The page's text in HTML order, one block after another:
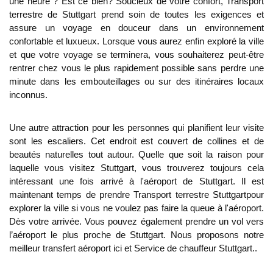
terrestre de Stuttgart prend soin de toutes les exigences et
assure un voyage en douceur dans un environnement
confortable et luxueux. Lorsque vous aurez enfin exploré la ville
et que votre voyage se terminera, vous souhaiterez peut-être
rentrer chez vous le plus rapidement possible sans perdre une
minute dans les embouteillages ou sur des itinéraires locaux
inconnus.
Une autre attraction pour les personnes qui planifient leur visite
sont les escaliers. Cet endroit est couvert de collines et de
beautés naturelles tout autour. Quelle que soit la raison pour
laquelle vous visitez Stuttgart, vous trouverez toujours cela
intéressant une fois arrivé à l'aéroport de Stuttgart. Il est
maintenant temps de prendreTransport terrestre Stuttgartpour
explorer la ville si vous ne voulez pas faire la queue à l'aéroport.
Dès votre arrivée. Vous pouvez également prendre un vol vers
l’aéroport le plus proche de Stuttgart. Nous proposons notre
meilleur transfert aéroport ici et Service de chauffeur Stuttgart..